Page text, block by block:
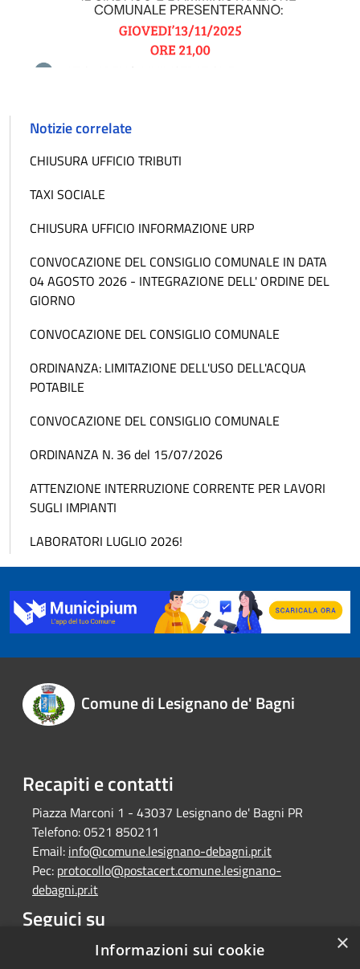
Notizie correlate
CHIUSURA UFFICIO TRIBUTI
TAXI SOCIALE
CHIUSURA UFFICIO INFORMAZIONE URP
CONVOCAZIONE DEL CONSIGLIO COMUNALE IN DATA
04 AGOSTO 2026 - INTEGRAZIONE DELL' ORDINE DEL
GIORNO
CONVOCAZIONE DEL CONSIGLIO COMUNALE
ORDINANZA: LIMITAZIONE DELL'USO DELL'ACQUA
POTABILE
CONVOCAZIONE DEL CONSIGLIO COMUNALE
ORDINANZA N. 36 del 15/07/2026
ATTENZIONE INTERRUZIONE CORRENTE PER LAVORI
SUGLI IMPIANTI
LABORATORI LUGLIO 2026!
Comune di Lesignano de' Bagni
Recapiti e contatti
Piazza Marconi 1 - 43037 Lesignano de' Bagni PR
Telefono:0521 850211
Email: info@comune.lesignano-debagni.pr.it
Pec: protocollo@postacert.comune.lesignano-
debagni.pr.it
Seguici su
Facebook ×
Informazioni sui cookie